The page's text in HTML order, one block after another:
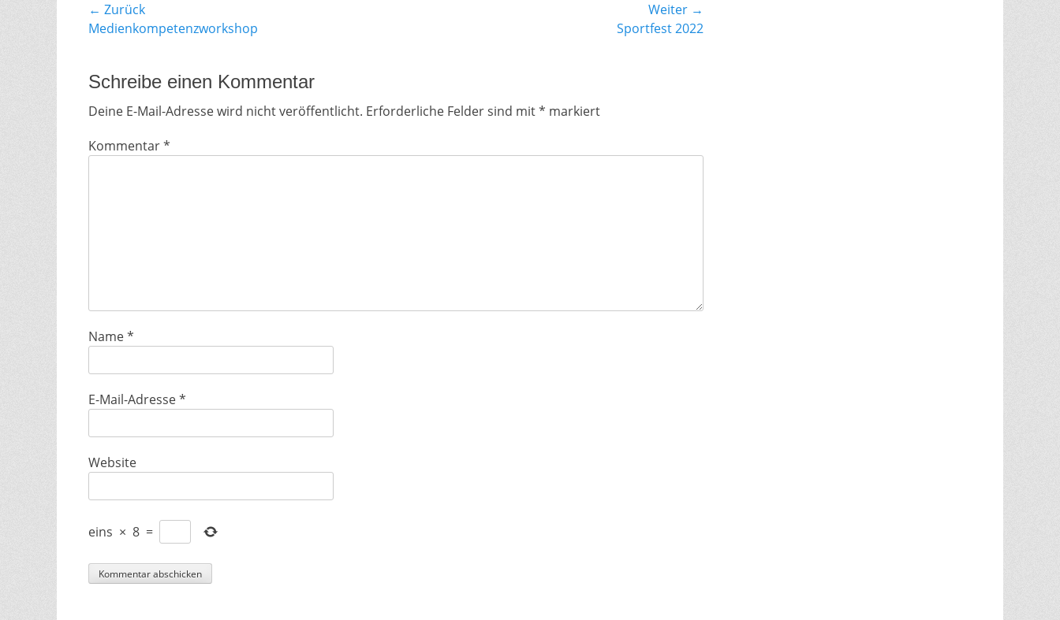
Beitragsnavigation
← Zurück
Vorhergehender
Medienkompetenzworkshop
Weiter →
Sportfest 2022
Schreibe einen Kommentar
Deine E-Mail-Adresse wird nicht veröffentlicht. Erforderliche Felder sind mit* markiert
Kommentar*
Name*
E-Mail-Adresse*
Website
eins × 8 =